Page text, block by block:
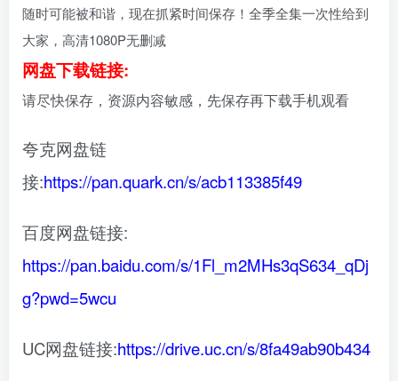
随时可能被和谐，现在抓紧时间保存！全季全集一次性给到
大家，高清1080P无删减
网盘下载链接:
请尽快保存，资源内容敏感，先保存再下载手机观看
夸克网盘链
接:https://pan.quark.cn/s/acb113385f49
百度网盘链接:
https://pan.baidu.com/s/1Fl_m2MHs3qS634_qDj
g?pwd=5wcu
UC网盘链接:https://drive.uc.cn/s/8fa49ab90b434